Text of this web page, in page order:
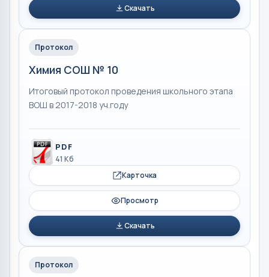
Скачать
Протокол
Химия СОШ № 10
Итоговый протокол проведения школьного этапа
ВОШ в 2017-2018 уч.году
PDF
41 Кб
Карточка
Просмотр
Скачать
Протокол